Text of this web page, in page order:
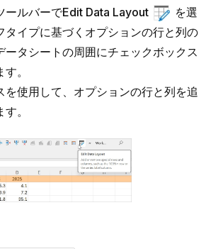
ールバーでEdit Data Layout
を選
タイプに基づくオプションの行と列の
ータシートの周囲にチェックボックス
。
を使用して、オプションの行と列を追
。